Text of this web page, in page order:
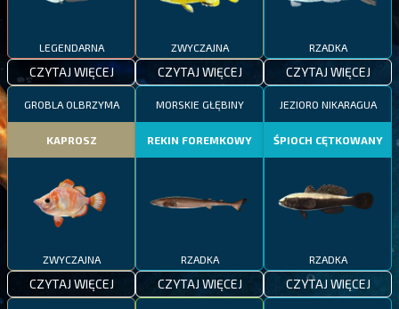
LEGENDARNA
CZYTAJ WIĘCEJ
ZWYCZAJNA
CZYTAJ WIĘCEJ
RZADKA
CZYTAJ WIĘCEJ
GROBLA OLBRZYMA
KAPROSZ
ZWYCZAJNA
CZYTAJ WIĘCEJ
MORSKIE GŁĘBINY
REKIN FOREMKOWY
RZADKA
CZYTAJ WIĘCEJ
JEZIORO NIKARAGUA
ŚPIOCH CĘTKOWANY
RZADKA
CZYTAJ WIĘCEJ